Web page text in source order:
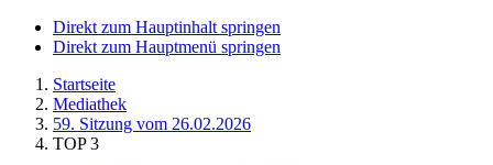
Direkt zum Hauptinhalt springen
Direkt zum Hauptmenü springen
Startseite
Mediathek
59. Sitzung vom 26.02.2026
TOP 3